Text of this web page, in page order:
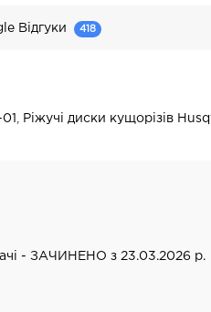
Відгуки 418
Ріжучі диски кущорізів
- ЗАЧИНЕНО з 23.03.2026 р.